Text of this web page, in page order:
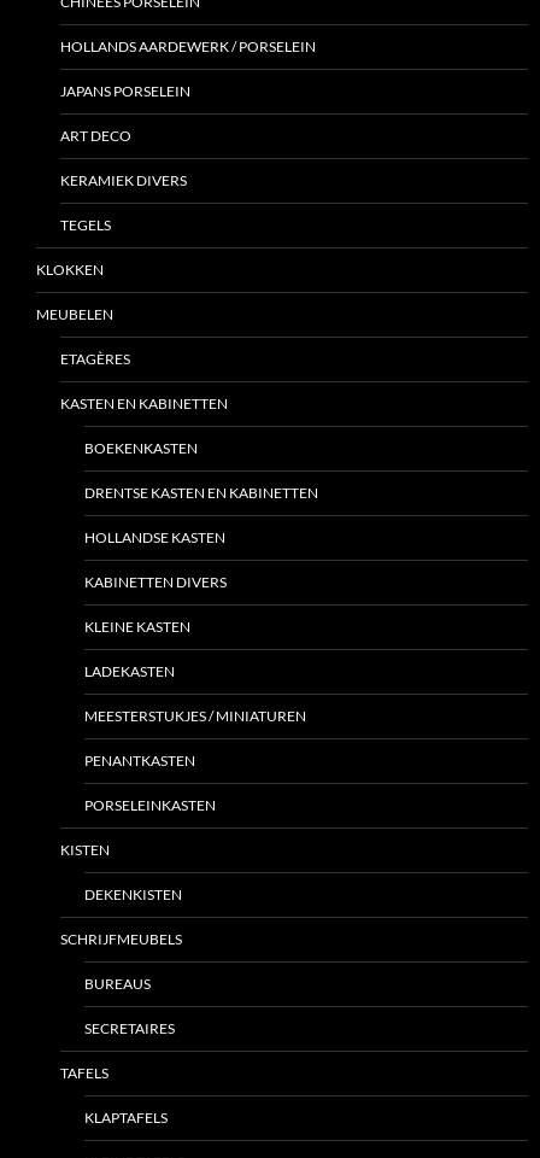
HOLLANDS AARDEWERK / PORSELEIN
JAPANS PORSELEIN
ART DECO
KERAMIEK DIVERS
TEGELS
KLOKKEN
MEUBELEN
ETAGÈRES
KASTEN EN KABINETTEN
BOEKENKASTEN
DRENTSE KASTEN EN KABINETTEN
HOLLANDSE KASTEN
KABINETTEN DIVERS
KLEINE KASTEN
LADEKASTEN
MEESTERSTUKJES / MINIATUREN
PENANTKASTEN
PORSELEINKASTEN
KISTEN
DEKENKISTEN
SCHRIJFMEUBELS
BUREAUS
SECRETAIRES
TAFELS
KLAPTAFELS